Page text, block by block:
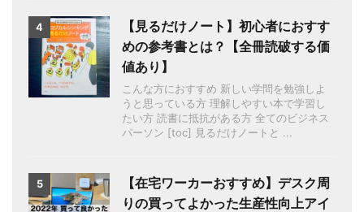
4
【見るだけノート】初心者におすす
めの参考書とは？【全冊読破する価
値あり】
こんな方におすすめ 新しい学問を勉強しよ
うと思っている方 理解しやすい本で学習し
たい方 読書に抵抗がある方 全てのビジネス
パーソン [toc] 見るだけノートと ...
5
【在宅ワーカーおすすめ】デスク周
りの買ってよかった生産性向上アイ